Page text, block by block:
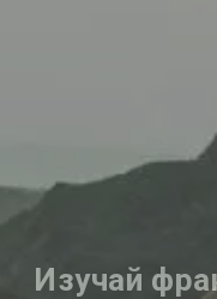
Изучай